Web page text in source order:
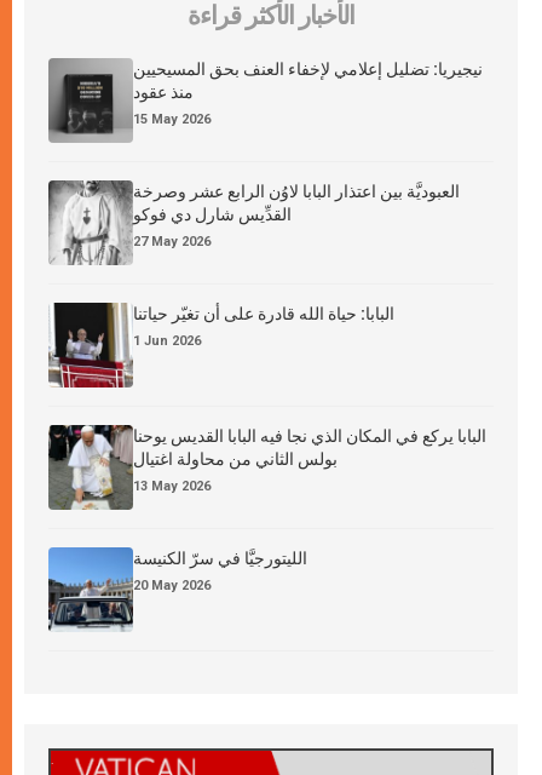
الأخبار الأكثر قراءة
نيجيريا: تضليل إعلامي لإخفاء العنف بحق المسيحيين
منذ عقود
15 May 2026
العبوديَّة بين اعتذار البابا لاوُن الرابع عشر وصرخة
القدِّيس شارل دي فوكو
27 May 2026
البابا: حياة الله قادرة على أن تغيّر حياتنا
1 Jun 2026
البابا يركع في المكان الذي نجا فيه البابا القديس يوحنا
بولس الثاني من محاولة اغتيال
13 May 2026
الليتورجيَّا في سرّ الكنيسة
20 May 2026